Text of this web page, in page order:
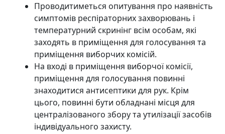
Проводитиметься опитування про наявність
симптомів респіраторних захворювань і
температурний скринінг всім особам, які
заходять в приміщення для голосування та
приміщення виборчих комісій.
На вході в приміщення виборчої комісії,
приміщення для голосування повинні
знаходитися антисептики для рук. Крім
цього, повинні бути обладнані місця для
централізованого збору та утилізації засобів
індивідуального захисту.